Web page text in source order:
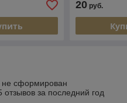
20руб.
не сформирован
за последний год